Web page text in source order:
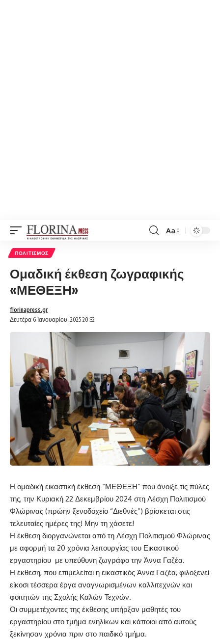
Font
Aa
ΠΟΛΙΤΙΣΜΌΣ
Ομαδική έκθεση ζωγραφικής
«ΜΕΘΕΞΗ»
Δευτέρα 6 Ιανουαρίου, 2025 20:32
florinapress.gr
Η ομαδική εικαστική έκθεση “ΜΕΘΕΞΗ” που άνοιξε τις πύλες
της, την Κυριακή 22 Δεκεμβρίου 2024 στη Λέσχη Πολιτισμού
Φλώρινας (πρώην ξενοδοχείο “Διεθνές”) βρίσκεται στις
τελευταίες ημέρες της! Μην τη χάσετε!
Η έκθεση διοργανώνεται από τη Λέσχη Πολιτισμού Φλώρινας
με αφορμή τα 20 χρόνια λειτουργίας του Εικαστικού
εργαστηρίου με υπεύθυνη ζωγράφο την Άννα Γαζέα.
Η έκθεση, που επιμελείται η εικαστικός Άννα Γαζέα, φιλοξενεί
είκοσι τέσσερα έργα αναγνωρισμένων καλλιτεχνών και
φοιτητών της Σχολής Καλών Τεχνών.
Οι συμμετέχοντες της έκθεσης υπήρξαν μαθητές του
εργαστηρίου στο τμήμα ενηλίκων και κάποιοι από αυτούς
ξεκίνησαν χρόνια πριν στο παιδικό τμήμα.